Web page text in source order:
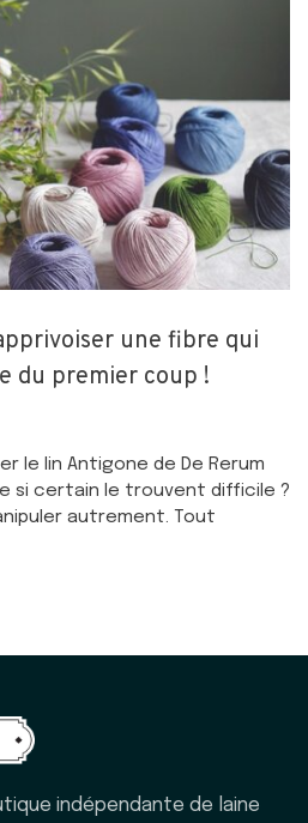
une fibre qui
du premier coup !
le lin Antigone de De Rerum
si certain le trouvent difficile ?
autrement. Tout
indépendante de laine